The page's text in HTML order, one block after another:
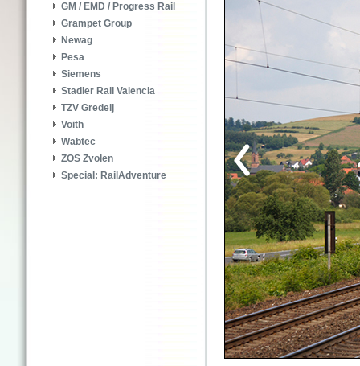
GM / EMD / Progress Rail
Grampet Group
Newag
Pesa
Siemens
Stadler Rail Valencia
TZV Gredelj
Voith
Wabtec
ZOS Zvolen
Special: RailAdventure